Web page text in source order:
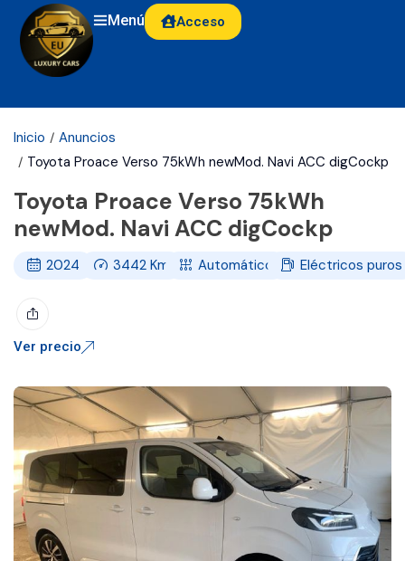
Menú Acceso
Inicio
Anuncios
Toyota Proace Verso 75kWh newMod. Navi ACC digCockp
Toyota Proace Verso 75kWh
newMod. Navi ACC digCockp
2024 3442 Km Automático Eléctricos puros
Ver precio